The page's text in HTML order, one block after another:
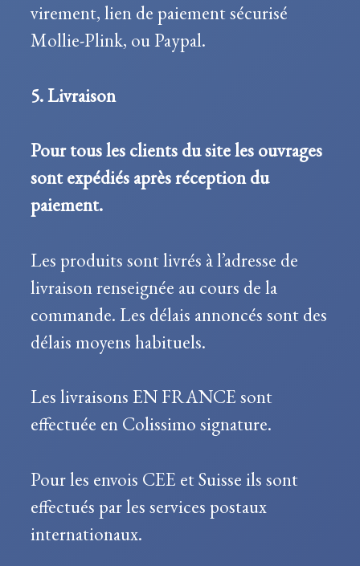
virement, lien de paiement sécurisé
Mollie-Plink, ou Paypal.
5. Livraison
Pour tous les clients du site les ouvrages
sont expédiés après réception du
paiement.
Les produits sont livrés à l’adresse de
livraison renseignée au cours de la
commande. Les délais annoncés sont des
délais moyens habituels.
Les livraisons EN FRANCE sont
effectuée en Colissimo signature.
Pour les envois CEE et Suisse ils sont
effectués par les services postaux
internationaux.